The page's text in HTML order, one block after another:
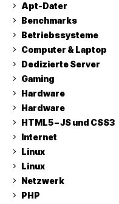
Apt-Dater
Benchmarks
Betriebssysteme
Computer & Laptop
Dedizierte Server
Gaming
Hardware
Hardware
HTML5 – JS und CSS3
Internet
Linux
Linux
Netzwerk
PHP